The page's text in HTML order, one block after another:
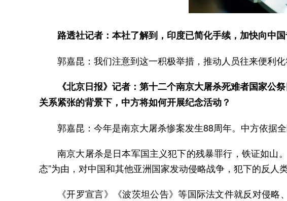
路透社记者：本社了解到，印度已简化手续，加快向中
郭嘉昆：我们注意到这一积极举措，推动人员往来便利
《北京日报》记者：第十二个南京大屠杀死难者国家公
关系紧张的背景下，中方将如何开展纪念活动？
郭嘉昆：今年是南京大屠杀惨案发生88周年。中方依据
南京大屠杀是日本军国主义犯下的残暴罪行，铁证如山
态”为由，对中国和其他亚洲国家发动侵略战争，犯下的反人
《开罗宣言》《波茨坦公告》等国际法文件就反对侵